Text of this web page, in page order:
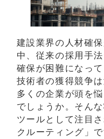
建設業界の人材確
中、従来の採用手
確保が困難になっ
技術者の獲得競争
多くの企業が頭を
でしょうか。そん
ツールとして注目
クルーティング」